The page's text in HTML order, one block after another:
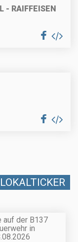
RAIFFEISEN S
LOKALTICKER
auf der B137
in